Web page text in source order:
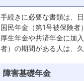
手続きに必要な書類は、
国民年金（第1号被保険者
厚生年金や共済年金に加
者）の期間がある人は、
障害基礎年金